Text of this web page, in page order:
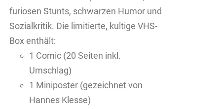
furiosen Stunts, schwarzen Humor und
Sozialkritik. Die limitierte, kultige VHS-
Box enthält:
1 Comic (20 Seiten inkl.
Umschlag)
1 Miniposter (gezeichnet von
Hannes Klesse)